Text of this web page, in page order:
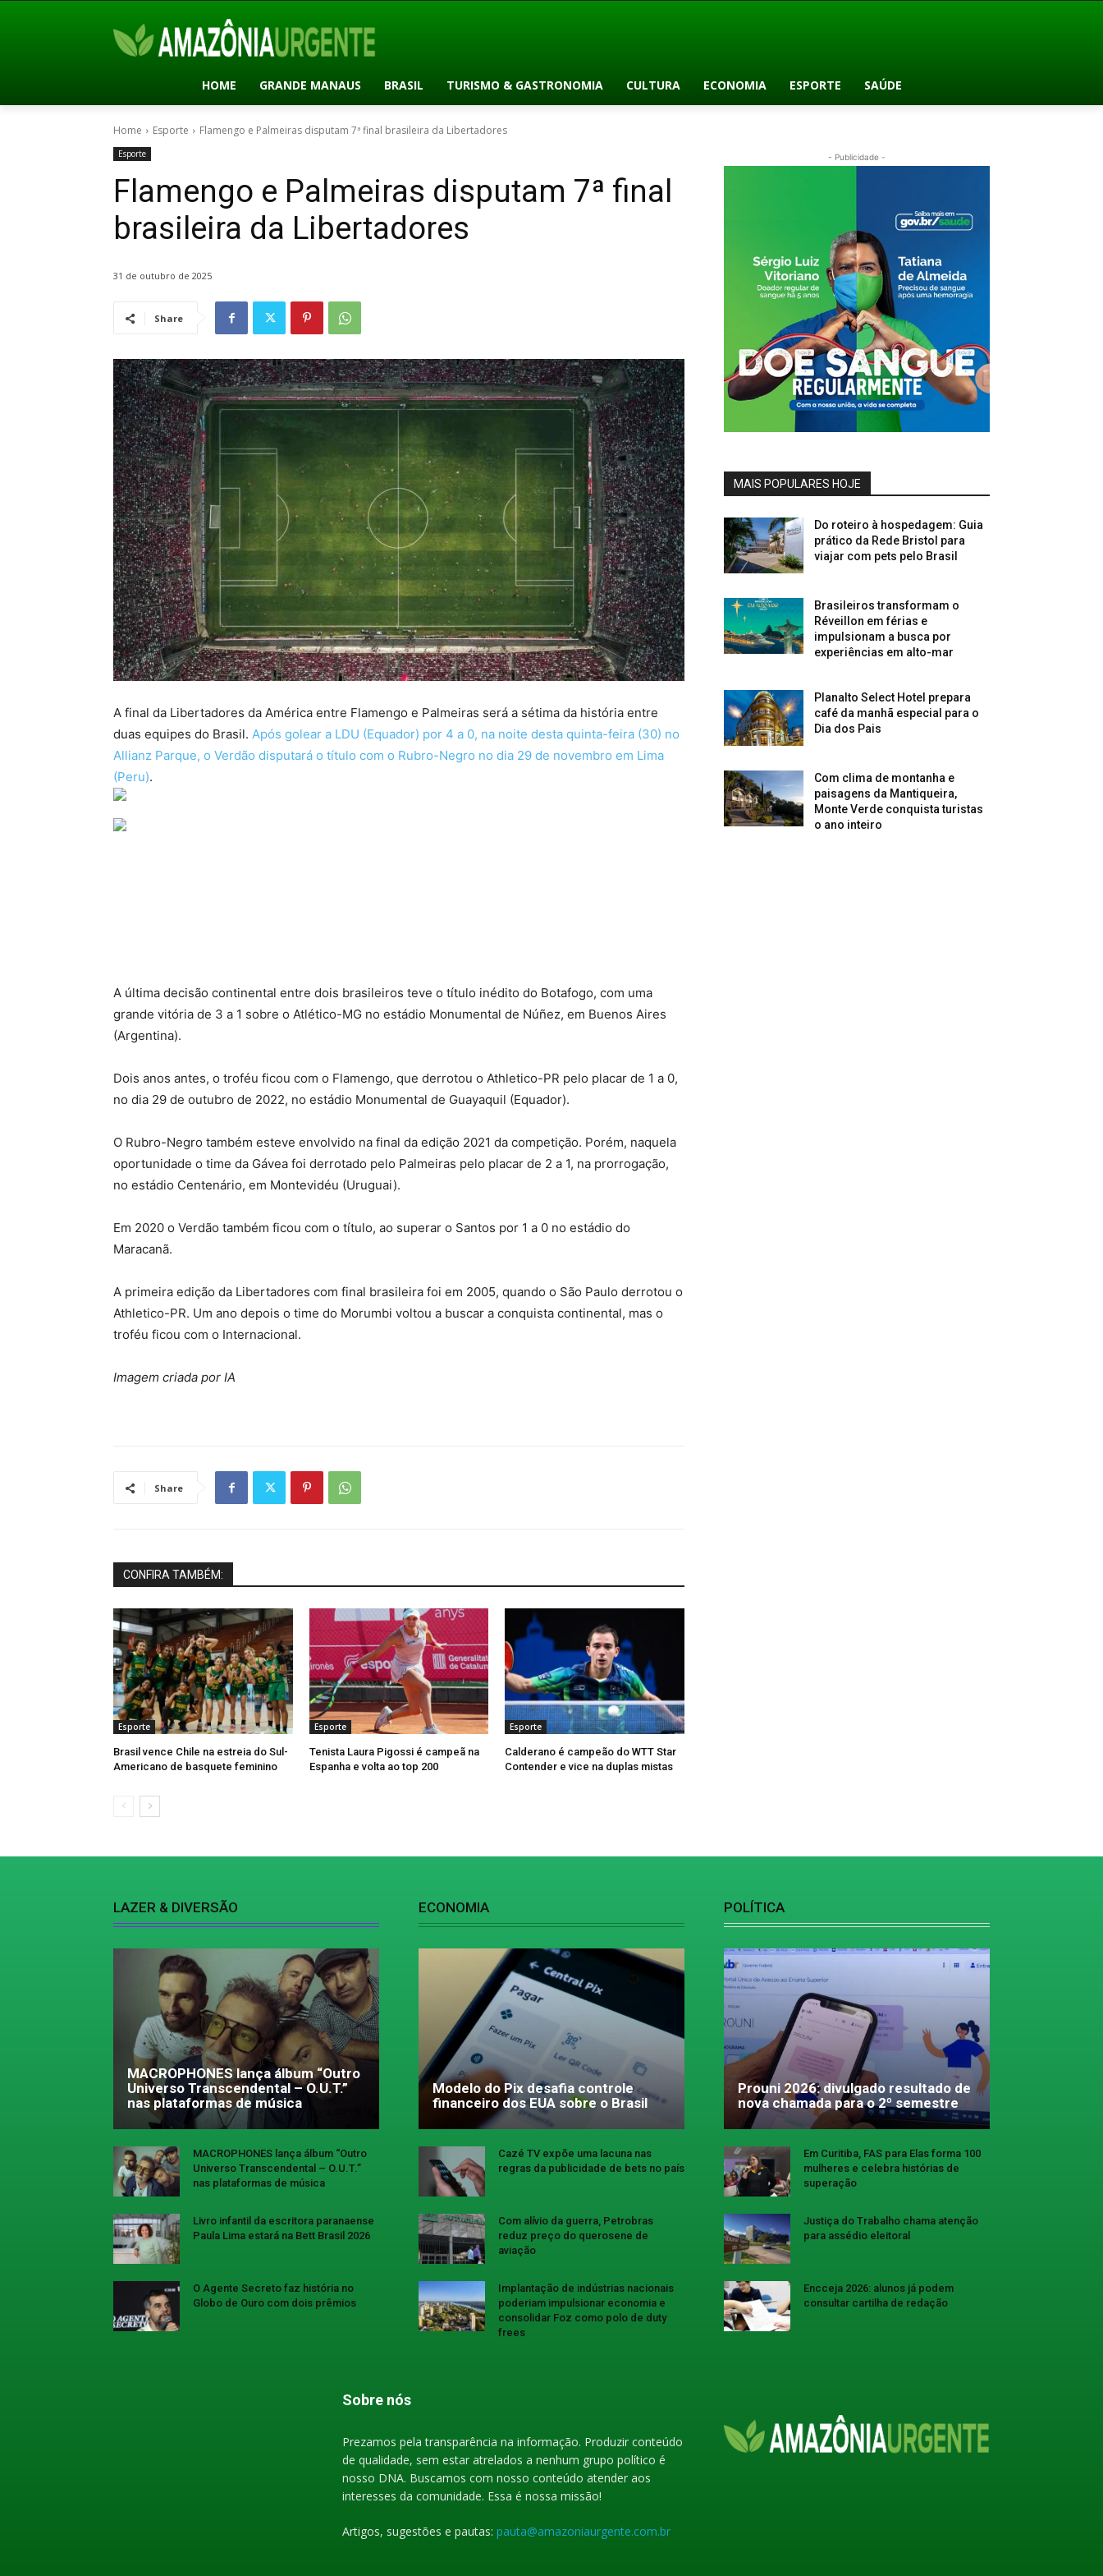
HOME GRANDE MANAUS BRASIL TURISMO & GASTRONOMIA CULTURA ECONOMIA ESPORTE SAÚDE
Home Esporte Flamengo e Palmeiras disputam 7ª final brasileira da Libertadores
Esporte
Flamengo e Palmeiras disputam 7ª final
brasileira da Libertadores
31 de outubro de 2025
Share
A final da Libertadores da América entre Flamengo e Palmeiras será a sétima da história entre
duas equipes do Brasil. Após golear a LDU (Equador) por 4 a 0, na noite desta quinta-feira (30) no
Allianz Parque, o Verdão disputará o título com o Rubro-Negro no dia 29 de novembro em Lima
(Peru).
A última decisão continental entre dois brasileiros teve o título inédito do Botafogo, com uma
grande vitória de 3 a 1 sobre o Atlético-MG no estádio Monumental de Núñez, em Buenos Aires
(Argentina).
Dois anos antes, o troféu ficou com o Flamengo, que derrotou o Athletico-PR pelo placar de 1 a 0,
no dia 29 de outubro de 2022, no estádio Monumental de Guayaquil (Equador).
O Rubro-Negro também esteve envolvido na final da edição 2021 da competição. Porém, naquela
oportunidade o time da Gávea foi derrotado pelo Palmeiras pelo placar de 2 a 1, na prorrogação,
no estádio Centenário, em Montevidéu (Uruguai).
Em 2020 o Verdão também ficou com o título, ao superar o Santos por 1 a 0 no estádio do
Maracanã.
A primeira edição da Libertadores com final brasileira foi em 2005, quando o São Paulo derrotou o
Athletico-PR. Um ano depois o time do Morumbi voltou a buscar a conquista continental, mas o
troféu ficou com o Internacional.
Imagem criada por IA
Share
CONFIRA TAMBÉM:
Esporte
Brasil vence Chile na estreia do Sul-
Americano de basquete feminino
Esporte
Tenista Laura Pigossi é campeã na
Espanha e volta ao top 200
Esporte
Calderano é campeão do WTT Star
Contender e vice na duplas mistas
- Publicidade -
MAIS POPULARES HOJE
Do roteiro à hospedagem: Guia
prático da Rede Bristol para
viajar com pets pelo Brasil
Brasileiros transformam o
Réveillon em férias e
impulsionam a busca por
experiências em alto-mar
Planalto Select Hotel prepara
café da manhã especial para o
Dia dos Pais
Com clima de montanha e
paisagens da Mantiqueira,
Monte Verde conquista turistas
o ano inteiro
LAZER & DIVERSÃO
MACROPHONES lança álbum “Outro
Universo Transcendental – O.U.T.”
nas plataformas de música
MACROPHONES lança álbum “Outro
Universo Transcendental – O.U.T.”
nas plataformas de música
Livro infantil da escritora paranaense
Paula Lima estará na Bett Brasil 2026
O Agente Secreto faz história no
Globo de Ouro com dois prêmios
ECONOMIA
Modelo do Pix desafia controle
financeiro dos EUA sobre o Brasil
Cazé TV expõe uma lacuna nas
regras da publicidade de bets no país
Com alívio da guerra, Petrobras
reduz preço do querosene de
aviação
Implantação de indústrias nacionais
poderiam impulsionar economia e
consolidar Foz como polo de duty
frees
POLÍTICA
Prouni 2026: divulgado resultado de
nova chamada para o 2º semestre
Em Curitiba, FAS para Elas forma 100
mulheres e celebra histórias de
superação
Justiça do Trabalho chama atenção
para assédio eleitoral
Encceja 2026: alunos já podem
consultar cartilha de redação
Sobre nós
Prezamos pela transparência na informação. Produzir conteúdo
de qualidade, sem estar atrelados a nenhum grupo político é
nosso DNA. Buscamos com nosso conteúdo atender aos
interesses da comunidade. Essa é nossa missão!
Artigos, sugestões e pautas: pauta@amazoniaurgente.com.br